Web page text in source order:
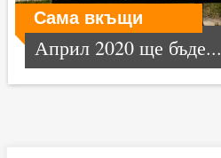
Сама вкъщи
Април 2020 ще бъде...